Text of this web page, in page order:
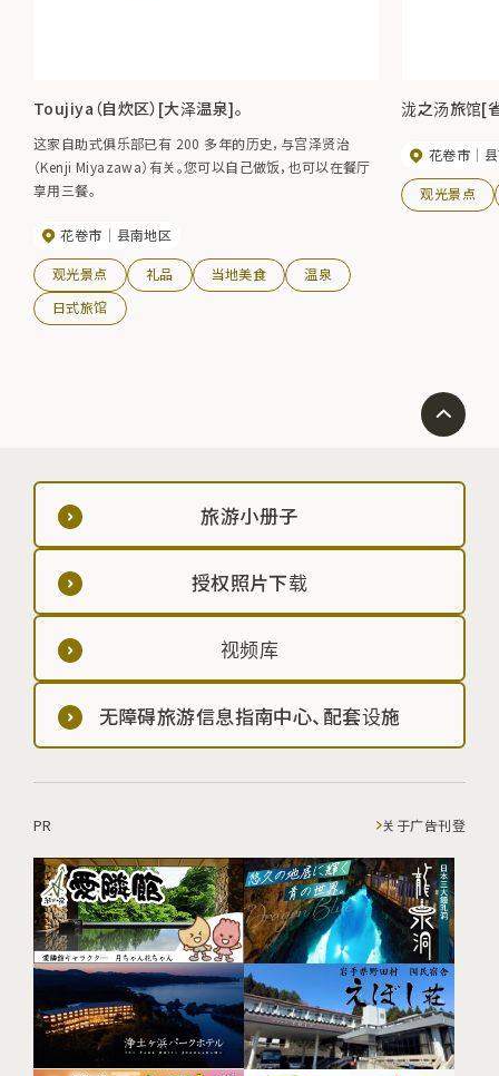
Toujiya（自炊区）[大泽温泉]。
这家自助式俱乐部已有 200 多年的历史，与宫泽贤治
（Kenji Miyazawa）有关。您可以自己做饭，也可以在餐厅
享用三餐。
花卷市 县南地区
观光景点 礼品 当地美食
温泉
日式旅馆
泷之汤旅馆[
花卷市
观光景点
旅游小册子
授权照片下载
视频库
无障碍旅游信息指南中心、配套设施
PR 关于广告刊登